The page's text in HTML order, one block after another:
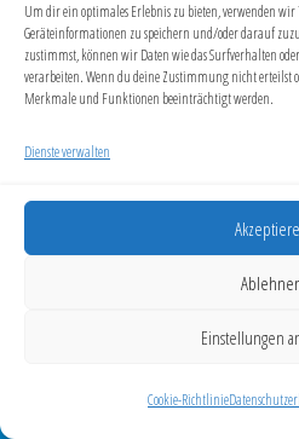
Um dir ein optimales Erlebnis zu bieten, verwenden wir
Geräteinformationen zu speichern und/oder darauf
zustimmst, können wir Daten wie das Surfverhalten
verarbeiten. Wenn du deine Zustimmung nicht erteilst
Merkmale und Funktionen beeinträchtigt werden.
Dienste verwalten
Einstellungen
Cookie-Richtlinie
Helga Hopfenzitz |